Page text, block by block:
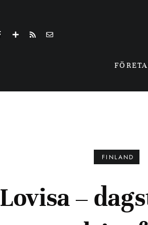
FINLAND
Lovisa –